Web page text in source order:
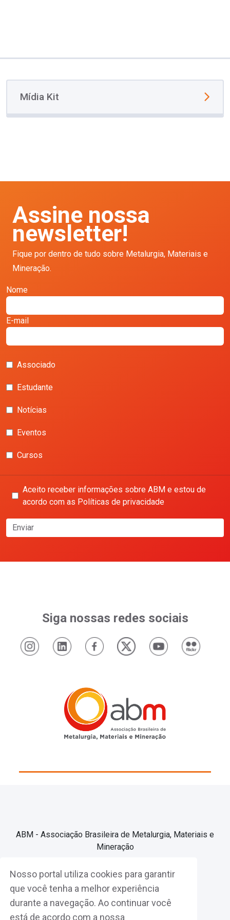
Nosso portal utiliza cookies para garantir
que você tenha a melhor experiência
durante a navegação. Ao continuar você
está de acordo com a nossa
Mídia Kit
Assine nossa
newsletter!
Fique por dentro de tudo sobre Metalurgia, Materiais e
Mineração.
Nome
E-mail
Associado
Estudante
Notícias
Eventos
Cursos
Aceito receber informações sobre ABM e estou de
acordo com as Políticas de privacidade
Enviar
Siga nossas redes sociais
ABM - Associação Brasileira de Metalurgia, Materiais e
Mineração
Associe-se
Fazer Login